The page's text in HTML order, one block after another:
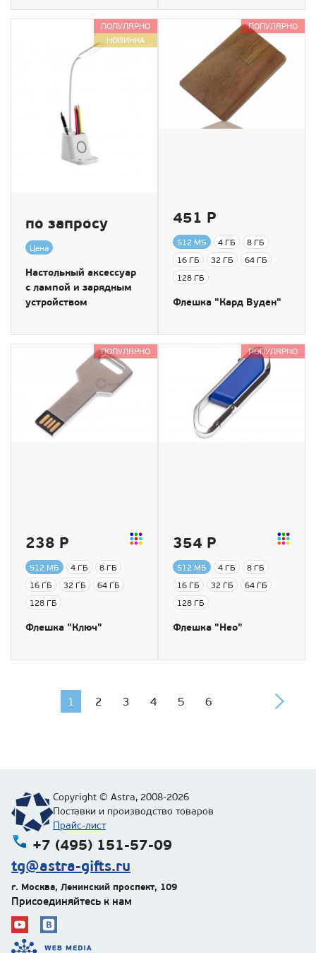
ПОПУЛЯРНО
НОВИНКА
по запросу
Цена
Настольный аксессуар
с лампой и зарядным
устройством
ПОПУЛЯРНО
451 Р
512 МБ 4 ГБ
8 ГБ
16 ГБ
32 ГБ
64 ГБ
128 ГБ
Флешка "Кард Вуден"
ПОПУЛЯРНО
238 Р
512 МБ 4 ГБ
8 ГБ
16 ГБ
32 ГБ
64 ГБ
128 ГБ
Флешка "Ключ"
ПОПУЛЯРНО
354 Р
512 МБ 4 ГБ
8 ГБ
16 ГБ
32 ГБ
64 ГБ
128 ГБ
Флешка "Нео"
1 2 3 4 5 6
Copyright © Astra, 2008-2026
Поставки и производство товаров
Прайс-лист
+7 (495) 151-57-09
tg@astra-gifts.ru
г. Москва, Ленинский проспект, 109
Присоединяйтесь к нам